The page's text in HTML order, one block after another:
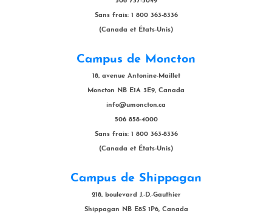
Sans frais: 1 800 363-8336
(Canada et États-Unis)
Campus de Moncton
18, avenue Antonine-Maillet
Moncton NB E1A 3E9, Canada
info@umoncton.ca
506 858-4000
Sans frais: 1 800 363-8336
(Canada et États-Unis)
Campus de Shippagan
218, boulevard J.-D.-Gauthier
Shippagan NB E8S 1P6, Canada